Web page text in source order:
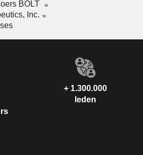
BOLT
Inc.
+ 1.300.000
leden